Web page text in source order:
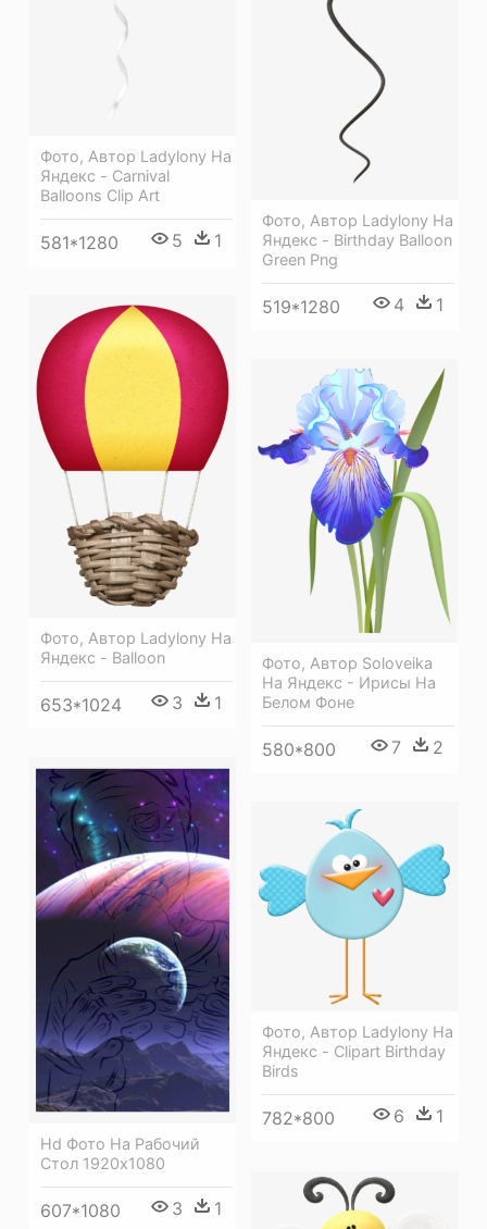
Фото, Автор Ladylony На
Яндекс - Carnival
Balloons Clip Art
581*1280 5 1
Фото, Автор Ladylony На
Яндекс - Birthday Balloon
Green Png
519*1280 4 1
Фото, Автор Ladylony На
Яндекс - Balloon
653*1024 3 1
Фото, Автор Soloveika
На Яндекс - Ирисы На
Белом Фоне
580*800 7 2
Hd Фото На Рабочий
Стол 1920х1080
607*1080 3 1
Фото, Автор Ladylony На
Яндекс - Clipart Birthday
Birds
782*800 6 1